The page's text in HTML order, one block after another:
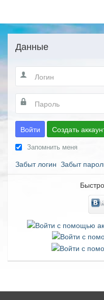
Данные
Войти Создать
Запомнить меня
Забыт логин Забыт